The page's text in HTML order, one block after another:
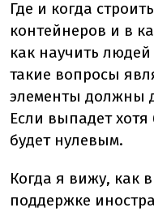
Где и когда
контейнеров и в
как научить
такие вопросы
элементы должны
Если выпадет
будет нулевым.
Когда я вижу, как
поддержке